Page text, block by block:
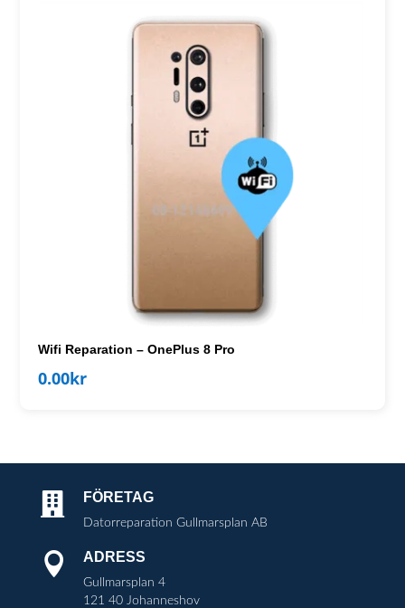
Wifi Reparation – OnePlus 8 Pro
0.00kr
 FÖRETAG
Datorreparation Gullmarsplan AB
 ADRESS
Gullmarsplan 4
121 40 Johanneshov